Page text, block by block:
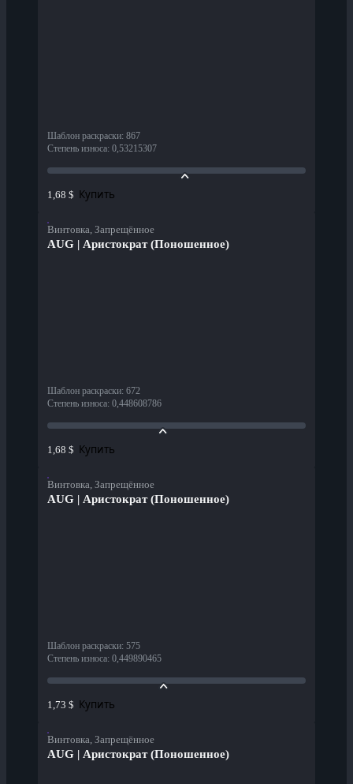
Шаблон раскраски: 867
Степень износа: 0,53215307
1,68 $ Купить
Винтовка, Запрещённое
AUG | Аристократ (Поношенное)
Шаблон раскраски: 672
Степень износа: 0,448608786
1,68 $ Купить
Винтовка, Запрещённое
AUG | Аристократ (Поношенное)
Шаблон раскраски: 575
Степень износа: 0,449890465
1,73 $ Купить
Винтовка, Запрещённое
AUG | Аристократ (Поношенное)